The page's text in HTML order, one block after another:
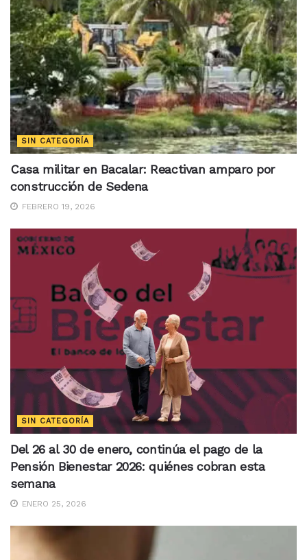
SIN CATEGORÍA
Casa militar en Bacalar: Reactivan amparo por
construcción de Sedena
FEBRERO 19, 2026
SIN CATEGORÍA
Del 26 al 30 de enero, continúa el pago de la
Pensión Bienestar 2026: quiénes cobran esta
semana
ENERO 25, 2026